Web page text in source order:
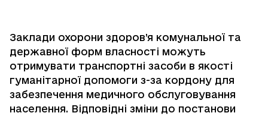
Заклади охорони здоров’я комунальної та
державної форм власності можуть
отримувати транспортні засоби в якості
гуманітарної допомоги з-за кордону для
забезпечення медичного обслуговування
населення. Відповідні зміни до постанови